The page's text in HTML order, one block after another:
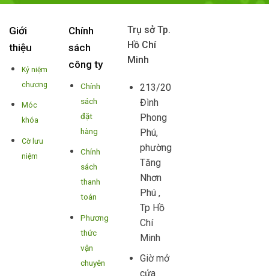
Giới
thiệu
Kỷ niệm
chương
Móc
khóa
Cờ lưu
niệm
Chính
sách
công ty
Chính
sách
đặt
hàng
Chính
sách
thanh
toán
Phương
thức
vận
chuyên
Trụ sở Tp.
Hồ Chí
Minh
213/20
Đình
Phong
Phú,
phường
Tăng
Nhơn
Phú ,
Tp Hồ
Chí
Minh
Giờ mở
cửa